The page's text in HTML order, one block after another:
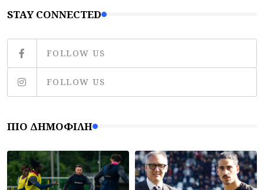
STAY CONNECTED
FOLLOW US
FOLLOW US
ΠΙΟ ΔΗΜΟΦΙΛΉ